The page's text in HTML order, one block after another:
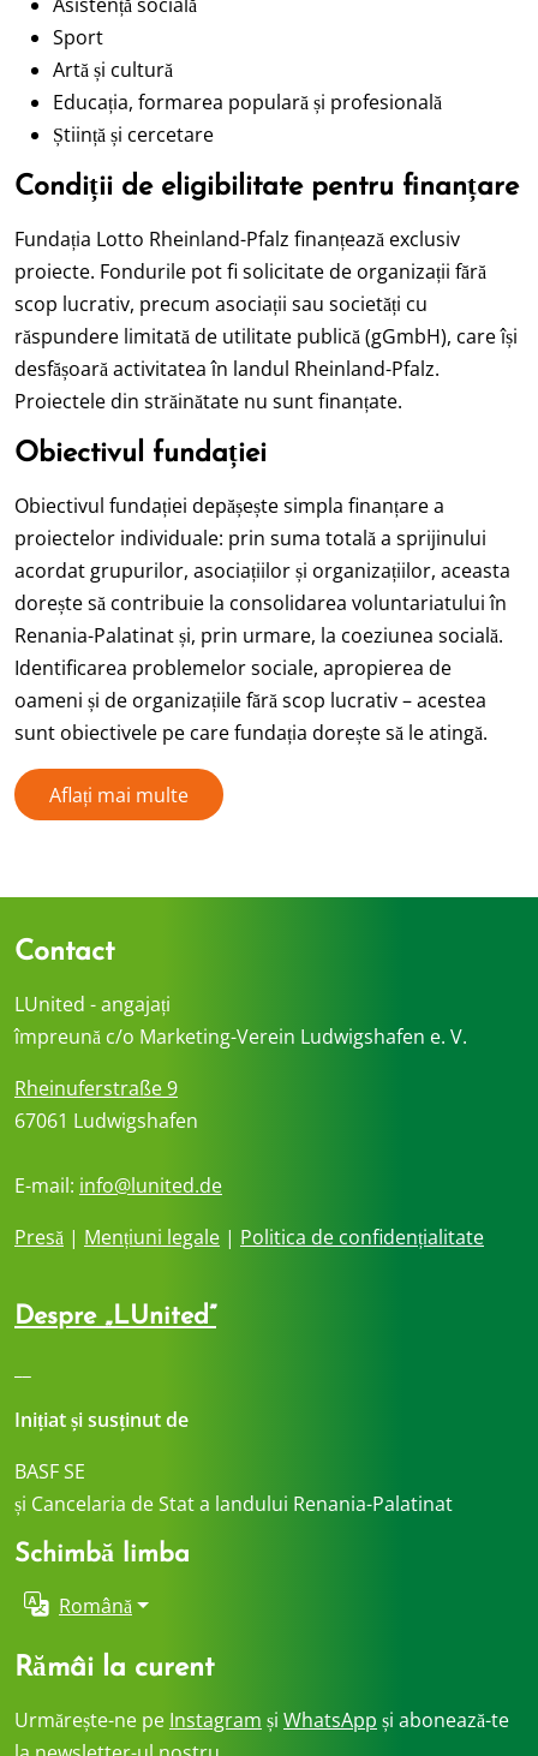
Sport
Artă și cultură
Educația, formarea populară și profesională
Știință și cercetare
Condiții de eligibilitate pentru finanțare
Fundația Lotto Rheinland-Pfalz finanțează exclusiv
proiecte. Fondurile pot fi solicitate de organizații fără
scop lucrativ, precum asociații sau societăți cu
răspundere limitată de utilitate publică (gGmbH), care își
desfășoară activitatea în landul Rheinland-Pfalz.
Proiectele din străinătate nu sunt finanțate.
Obiectivul fundației
Obiectivul fundației depășește simpla finanțare a
proiectelor individuale: prin suma totală a sprijinului
acordat grupurilor, asociațiilor și organizațiilor, aceasta
dorește să contribuie la consolidarea voluntariatului în
Renania-Palatinat și, prin urmare, la coeziunea socială.
Identificarea problemelor sociale, apropierea de
oameni și de organizațiile fără scop lucrativ – acestea
sunt obiectivele pe care fundația dorește să le atingă.
Aflați mai multe
Contact
LUnited - angajați
împreună c/o Marketing-Verein Ludwigshafen e. V.
Rheinuferstraße 9
67061 Ludwigshafen
E-mail: info@lunited.de
Presă | Mențiuni legale | Politica de confidențialitate
Despre „LUnited”
Inițiat și susținut de
BASF SE
și Cancelaria de Stat a landului Renania-Palatinat
Schimbă limba
Română
Rămâi la curent
Urmărește-ne pe Instagram și WhatsApp și abonează-te